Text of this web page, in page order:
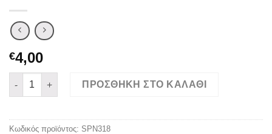
€4,00
ΕΝΙΣΧΥΤΙΚΟ ΑΡΩΜΑ ΣΙΛΙΚΟΝΗΣ ΓΑΡΙΔΑ ποσότητα
ΠΡΟΣΘΉΚΗ ΣΤΟ ΚΑΛΆΘΙ
Κωδικός προϊόντος: SPN318